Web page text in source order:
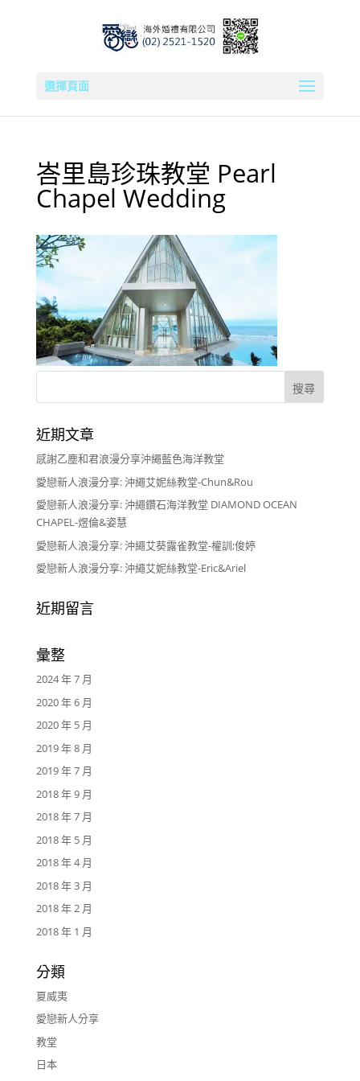
選擇頁面
峇里島珍珠教堂 Pearl
Chapel Wedding
近期文章
感謝乙塵和君浪漫分享沖繩藍色海洋教堂
愛戀新人浪漫分享: 沖繩艾妮絲教堂-Chun&Rou
愛戀新人浪漫分享: 沖繩鑽石海洋教堂 DIAMOND OCEAN
CHAPEL-煜倫&姿慧
愛戀新人浪漫分享: 沖繩艾葵露雀教堂-權訓;俊婷
愛戀新人浪漫分享: 沖繩艾妮絲教堂-Eric&Ariel
近期留言
彙整
2024 年 7 月
2020 年 6 月
2020 年 5 月
2019 年 8 月
2019 年 7 月
2018 年 9 月
2018 年 7 月
2018 年 5 月
2018 年 4 月
2018 年 3 月
2018 年 2 月
2018 年 1 月
分類
夏威夷
愛戀新人分享
教堂
日本